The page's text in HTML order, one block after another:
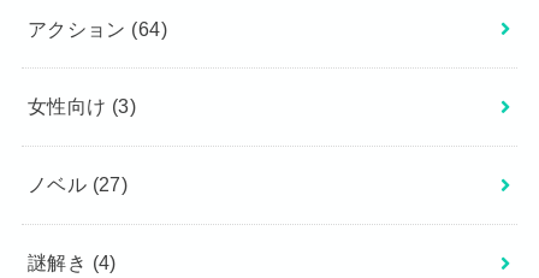
アクション (64)
女性向け (3)
ノベル (27)
謎解き (4)